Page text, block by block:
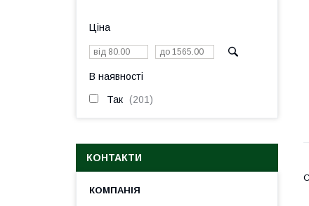
Ціна
В наявності
Так 201
КОНТАКТИ